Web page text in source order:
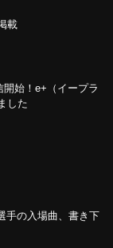
載
開始！e+（イープラ
した
手の入場曲、書き下